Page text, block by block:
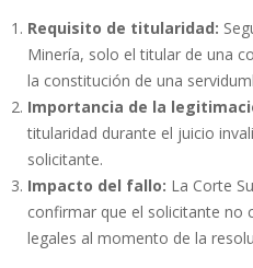
Requisito de titularidad:
Minería, solo el titular de una
la constitución de una
Importancia de la
titularidad durante el juicio
solicitante.
Impacto del fallo: La Corte
confirmar que el solicitante no
legales al momento de la